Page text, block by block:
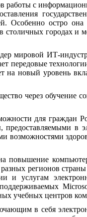
работы с
Особенно остро
городах и
мировой ИТ-
передовые
на новый уровень
через обучение
для граждан
предоставляемыми в
возможностями
повышение
регионов
услугам
учебных центров
в себя